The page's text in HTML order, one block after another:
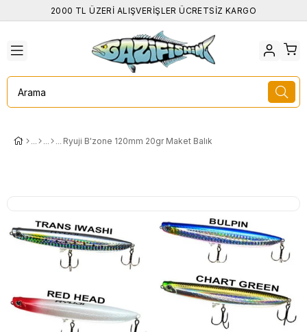
2000 TL ÜZERİ ALIŞVERİŞLER ÜCRETSİZ KARGO
Ryuji B'zone 120mm 20gr Maket Balık